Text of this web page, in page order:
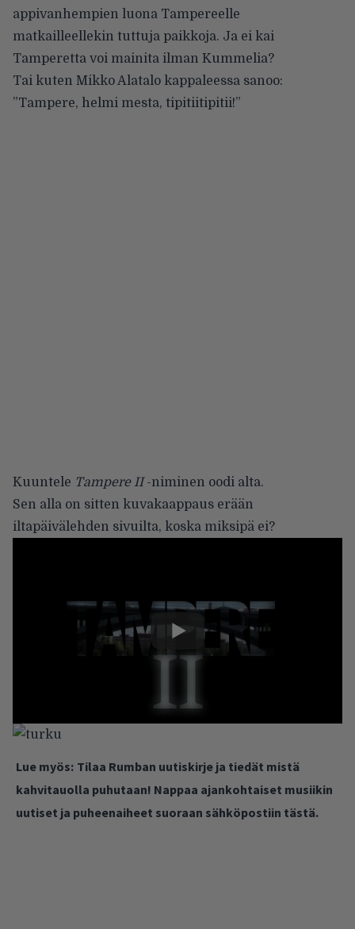
appivanhempien luona Tampereelle
matkailleellekin tuttuja paikkoja. Ja ei kai
Tamperetta voi mainita ilman Kummelia?
Tai kuten Mikko Alatalo kappaleessa sanoo:
”Tampere, helmi mesta, tipitiitipitii!”
Kuuntele Tampere II-niminen oodi alta.
Sen alla on sitten kuvakaappaus erään
iltapäivälehden sivuilta, koska miksipä ei?
Lue myös: Tilaa Rumban uutiskirje ja tiedät mistä
kahvitauolla puhutaan! Nappaa ajankohtaiset musiikin
uutiset ja puheenaiheet suoraan sähköpostiin tästä.